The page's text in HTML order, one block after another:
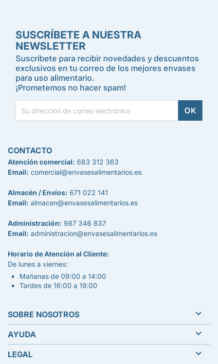
SUSCRÍBETE A NUESTRA
NEWSLETTER
Suscríbete para recibir novedades y descuentos
exclusivos en tu correo de los mejores envases
para uso alimentario.
¡Prometemos no hacer spam!
CONTACTO
Atención comercial: 683 312 363
Email: comercial@envasesalimentarios.es
Almacén / Envíos: 671 022 141
Email: almacen@envasesalimentarios.es
Administración: 987 346 837
Email: administracion@envasesalimentarios.es
Horario de Atención al Cliente:
De lunes a viernes:
Mañanas de 09:00 a 14:00
Tardes de 16:00 a 19:00
SOBRE NOSOTROS 
AYUDA 
LEGAL 